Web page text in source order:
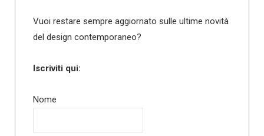
Vuoi restare sempre aggiornato sulle ultime novità
del design contemporaneo?
Iscriviti qui:
Nome